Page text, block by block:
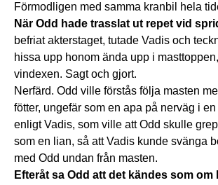
Förmodligen med samma kranbil hela
När Odd hade trasslat ut repet vid
befriat akterstaget, tutade Vadis och
hissa upp honom ända upp i
vindexen. Sagt och gjort.
Nerfärd. Odd ville förstås följa masten
fötter, ungefär som en apa på nerväg i en
enligt Vadis, som ville att Odd skulle
som en lian, så att Vadis kunde svänga
med Odd undan från masten.
Efteråt sa Odd att det kändes som om